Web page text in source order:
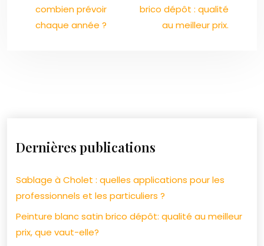
combien prévoir
chaque année ?
brico dépôt : qualité
au meilleur prix.
Dernières publications
Sablage à Cholet : quelles applications pour les
professionnels et les particuliers ?
Peinture blanc satin brico dépôt: qualité au meilleur
prix, que vaut-elle?